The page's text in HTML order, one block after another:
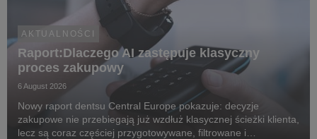
AKTUALNOŚCI
Raport:Dlaczego AI zastępuje klasyczny
proces zakupowy
6 August 2026
Nowy raport dentsu Central Europe pokazuje: decyzje
zakupowe nie przebiegają już wzdłuż klasycznej ścieżki klienta,
lecz są coraz częściej przygotowywane, filtrowane i